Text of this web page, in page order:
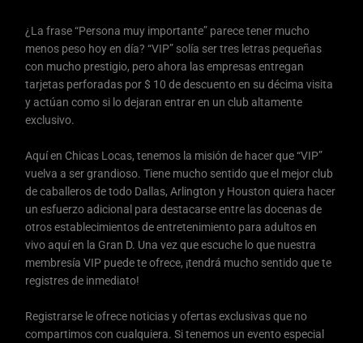
¿La frase “Persona muy importante” parece tener mucho
menos peso hoy en día? “VIP” solía ser tres letras pequeñas
con mucho prestigio, pero ahora las empresas entregan
tarjetas perforadas por $ 10 de descuento en su décima visita
y actúan como si lo dejaran entrar en un club altamente
exclusivo.
Aquí en Chicas Locas, tenemos la misión de hacer que “VIP”
vuelva a ser grandioso. Tiene mucho sentido que el mejor club
de caballeros de todo Dallas, Arlington y Houston quiera hacer
un esfuerzo adicional para destacarse entre las docenas de
otros establecimientos de entretenimiento para adultos en
vivo aquí en la Gran D. Una vez que escuche lo que nuestra
membresía VIP puede te ofrece, ¡tendrá mucho sentido que te
registres de inmediato!
Registrarse le ofrece noticias y ofertas exclusivas que no
compartimos con cualquiera. Si tenemos un evento especial